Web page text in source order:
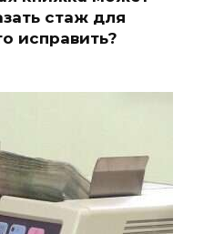
стаж для
исправить?